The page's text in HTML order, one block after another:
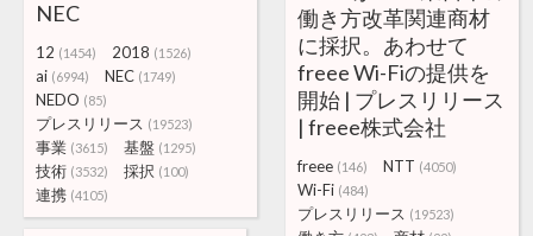
NEC
12 (1454) 2018 (1526)
ai (6994) NEC (1749)
NEDO (85)
プレスリリース (19523)
事業 (3615) 基盤 (1295)
技術 (3532) 採択 (100)
連携 (4105)
働き方改革関連商材
に採択。あわせて
freee Wi-Fiの提供を
開始 | プレスリリース
| freee株式会社
freee (146) NTT (4050)
Wi-Fi (484)
プレスリリース (19523)